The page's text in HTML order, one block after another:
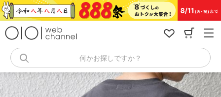
コ
ン
キ
ッ
プ
何かお探しですか？